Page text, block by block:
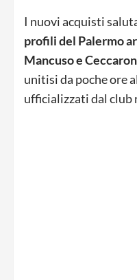
I nuovi acquisti
profili del Palermo
Mancuso e
unitisi da poche ore
ufficializzati dal club